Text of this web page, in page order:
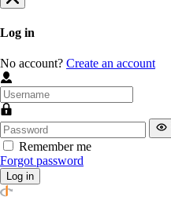
Log in
No account? Create an account
Remember me
Forgot password
Log in